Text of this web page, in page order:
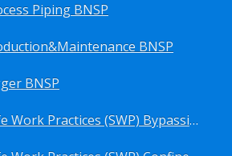
Piping BNSP
BNSP
BNSP
Sertifikasi Safe Work Practices (SWP) Bypassing Critical Protection BNSP